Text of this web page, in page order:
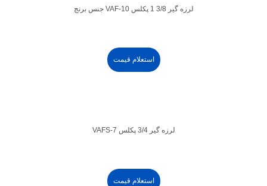
لرزه گیر 3/8 1 پکلس VAF-10 جنس برنج
استعلام قیمت
لرزه گیر 3/4 پکلس VAFS-7
استعلام قیمت